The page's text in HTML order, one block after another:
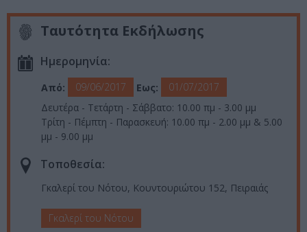
Ταυτότητα Εκδήλωσης
Ημερομηνία:
Από: 09/06/2017 Εως:
01/07/2017
Δευτέρα - Τετάρτη - Σάββατο: 10.00 πμ - 3.00 μμ
Τρίτη - Πέμπτη - Παρασκευή: 10.00 πμ - 2.00 μμ & 5.00
μμ - 9.00 μμ
Τοποθεσία:
Γκαλερί του Νότου, Κουντουριώτου 152, Πειραιάς
Γκαλερί του Νότου